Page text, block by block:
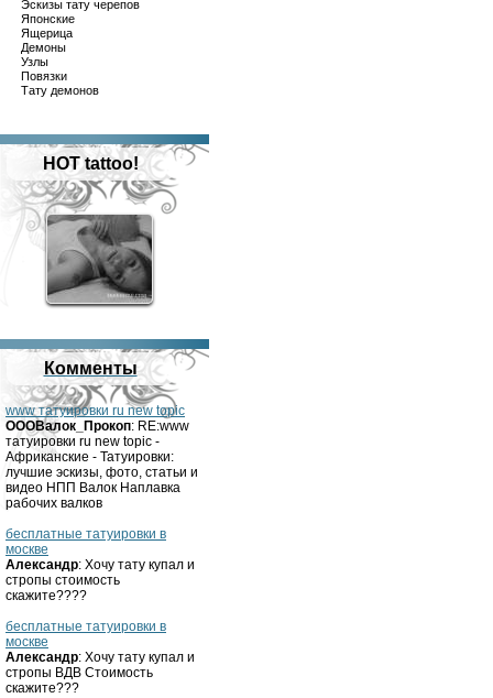
Эскизы тату черепов
Японские
Ящерица
Демоны
Узлы
Повязки
Тату демонов
HOT tattoo!
Комменты
www татуировки ru new topic
OOOВалок_Прокоп: RE:www
татуировки ru new topic -
Африканские - Татуировки:
лучшие эскизы, фото, статьи и
видео НПП Валок Наплавка
рабочих валков
бесплатные татуировки в
москве
Александр: Хочу тату купал и
стропы стоимость
скажите????
бесплатные татуировки в
москве
Александр: Хочу тату купал и
стропы ВДВ Стоимость
скажите???